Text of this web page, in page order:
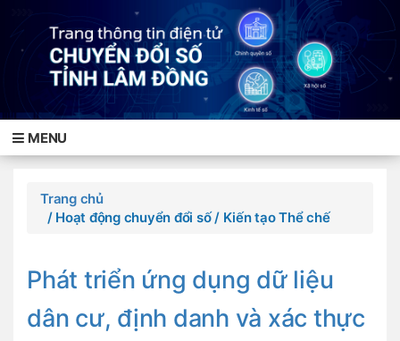
MENU
Trang chủ
/ Hoạt động chuyển đổi số/ Kiến tạo Thể chế
Phát triển ứng dụng dữ liệu
dân cư, định danh và xác thực